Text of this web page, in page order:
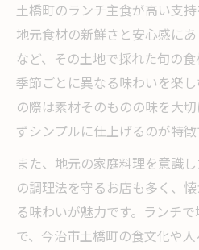
土橋町のランチ主食が高い支持
地元食材の新鮮さと安心感に
など、その土地で採れた旬の食
季節ごとに異なる味わいを楽
の際は素材そのものの味を大
ずシンプルに仕上げるのが特徴
また、地元の家庭料理を意識
の調理法を守るお店も多く、
る味わいが魅力です。ランチ
で、今治市土橋町の食文化や